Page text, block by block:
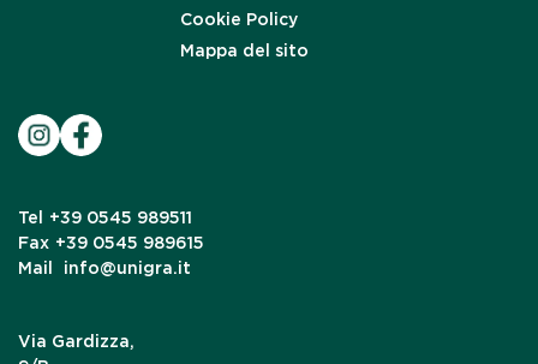
Cookie Policy
Mappa del sito
Tel
+39 0545 989511
Fax +39 0545 989615
Mail
info@unigra.it
Via Gardizza,